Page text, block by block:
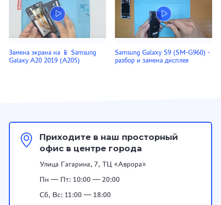
Замена экрана на 📱 Samsung
Galaxy A20 2019 (A205)
Samsung Galaxy S9 (SM-G960) -
разбор и замена дисплея
Приходите в наш просторный
офис в центре города
Улица Гагарина, 7, ТЦ «Аврора»
Пн — Пт: 10:00 — 20:00
Сб, Вс: 11:00 — 18:00